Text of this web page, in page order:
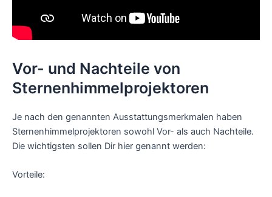
Vor- und Nachteile von
Sternenhimmelprojektoren
Je nach den genannten Ausstattungsmerkmalen haben
Sternenhimmelprojektoren sowohl Vor- als auch Nachteile.
Die wichtigsten sollen Dir hier genannt werden:
Vorteile: